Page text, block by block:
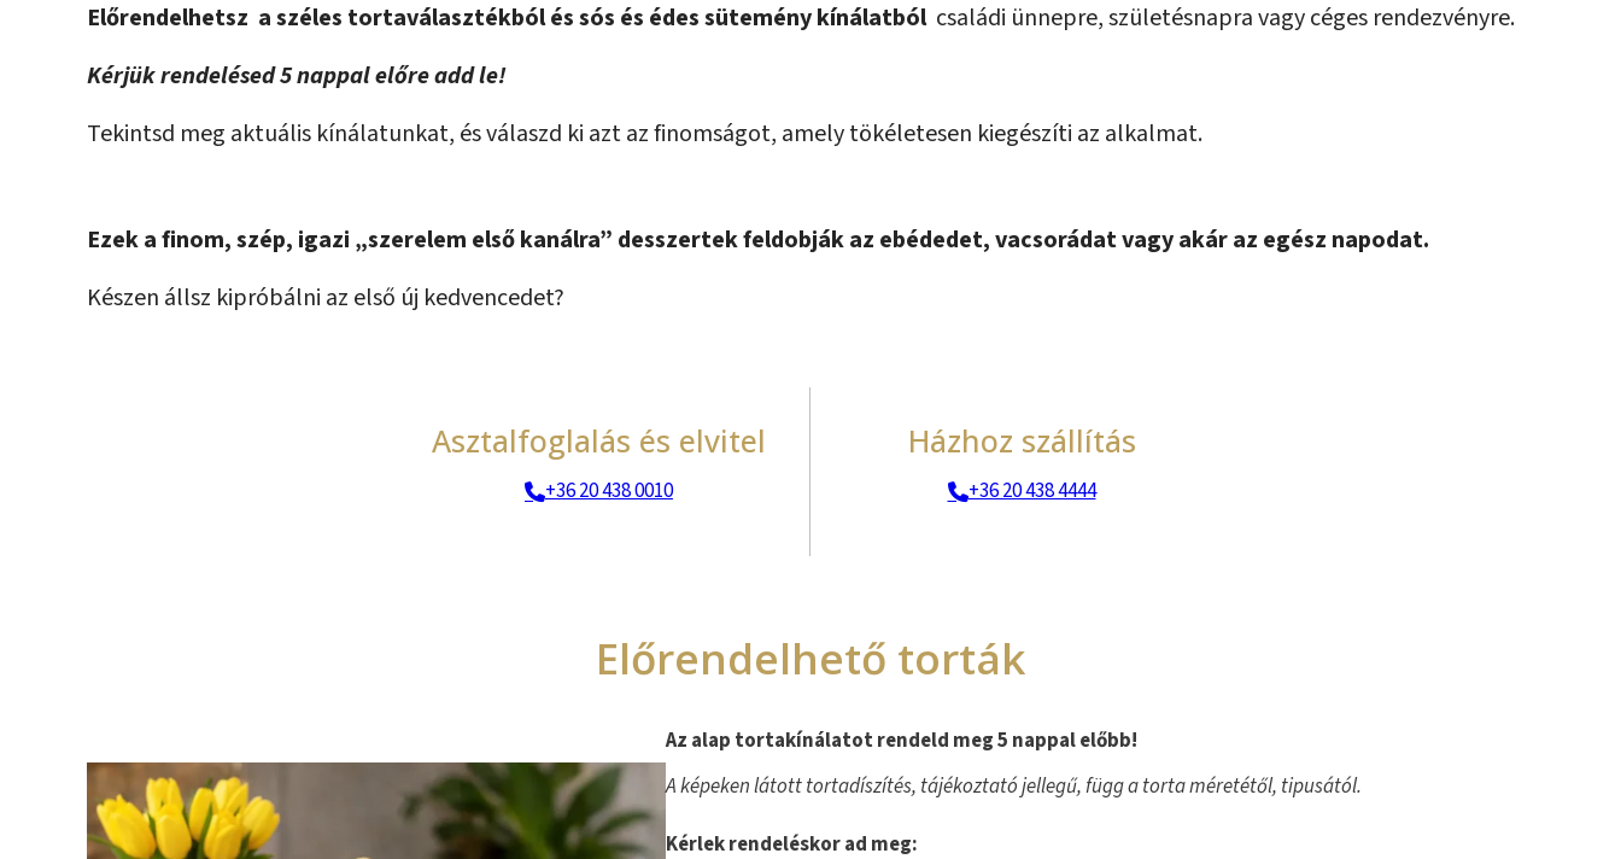
Előrendelhetsz a széles tortaválasztékból és sós és édes sütemény kínálatból családi ünnepre, születésnapra vagy céges rendezvényre.
Kérjük rendelésed 5 nappal előre add le!
Tekintsd meg aktuális kínálatunkat, és válaszd ki azt az finomságot, amely tökéletesen kiegészíti az alkalmat.
Ezek a finom, szép, igazi „szerelem első kanálra” desszertek feldobják az ebédedet, vacsorádat vagy akár az egész napodat.
Készen állsz kipróbálni az első új kedvencedet?
Asztalfoglalás és elvitel
+36 20 438 0010
Házhoz szállítás
+36 20 438 4444
Előrendelhető torták
Az alap tortakínálatot rendeld meg 5 nappal előbb!
A képeken látott tortadíszítés, tájékoztató jellegű, függ a torta méretétől, tipusától.
Kérlek rendeléskor ad meg: